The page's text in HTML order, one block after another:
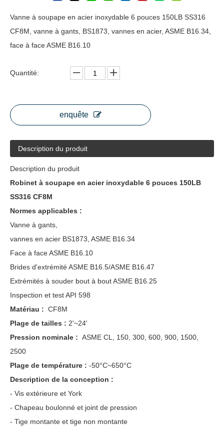
Vanne à soupape en acier inoxydable 6 pouces 150LB SS316
CF8M, vanne à gants, BS1873, vannes en acier, ASME B16.34,
face à face ASME B16.10
Quantité:
enquête
Description du produit
Description du produit
Robinet à soupape en acier inoxydable 6 pouces 150LB
SS316 CF8M
Normes applicables :
Vanne à gants,
vannes en acier BS1873, ASME B16.34
Face à face ASME B16.10
Brides d'extrémité ASME B16.5/ASME B16.47
Extrémités à souder bout à bout ASME B16.25
Inspection et test API 598
Matériau : CF8M
Plage de tailles : 2'~24'
Pression nominale : ASME CL, 150, 300, 600, 900, 1500,
2500
Plage de température : -50°C~650°C
Description de la conception :
- Vis extérieure et York
- Chapeau boulonné et joint de pression
- Tige montante et tige non montante